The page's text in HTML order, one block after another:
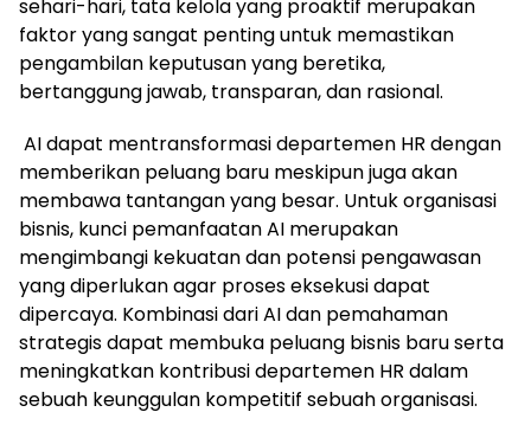
sehari-hari, tata kelola yang proaktif merupakan
faktor yang sangat penting untuk memastikan
pengambilan keputusan yang beretika,
bertanggung jawab, transparan, dan rasional.
AI dapat mentransformasi departemen HR dengan
memberikan peluang baru meskipun juga akan
membawa tantangan yang besar. Untuk organisasi
bisnis, kunci pemanfaatan AI merupakan
mengimbangi kekuatan dan potensi pengawasan
yang diperlukan agar proses eksekusi dapat
dipercaya. Kombinasi dari AI dan pemahaman
strategis dapat membuka peluang bisnis baru serta
meningkatkan kontribusi departemen HR dalam
sebuah keunggulan kompetitif sebuah organisasi.